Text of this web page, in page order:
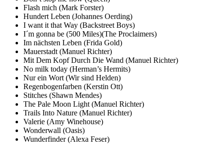
Flash mich (Mark Forster)
Hundert Leben (Johannes Oerding)
I want it that Way (Backstreet Boys)
I´m gonna be (500 Miles)(The Proclaimers)
Im nächsten Leben (Frida Gold)
Mauerstadt (Manuel Richter)
Mit Dem Kopf Durch Die Wand (Manuel Richter)
No milk today (Herman’s Hermits)
Nur ein Wort (Wir sind Helden)
Regenbogenfarben (Kerstin Ott)
Stitches (Shawn Mendes)
The Pale Moon Light (Manuel Richter)
Trails Into Nature (Manuel Richter)
Valerie (Amy Winehouse)
Wonderwall (Oasis)
Wunderfinder (Alexa Feser)